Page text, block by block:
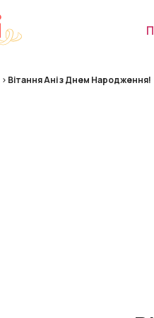
> Вітання Ані з Днем Народження!